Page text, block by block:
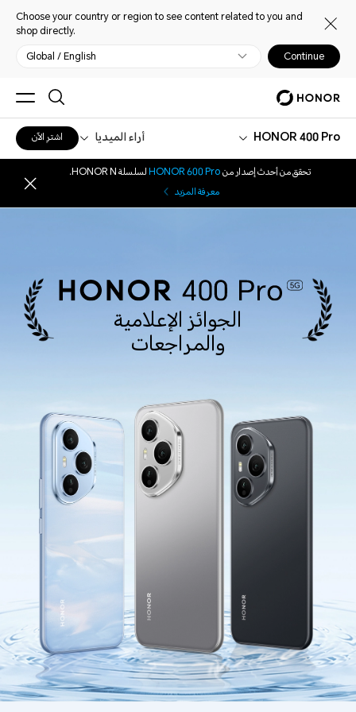
Choose your country or region to see content related to you and
shop directly.
Global / English Continue
HONOR 400 Pro أراء الميديا اشترِ الآن
تحقق من أحدث إصدار منHONOR 600 Proلسلسلة HONOR N.
معرفة المزيد
الجوائز الإعلامية
والمراجعات